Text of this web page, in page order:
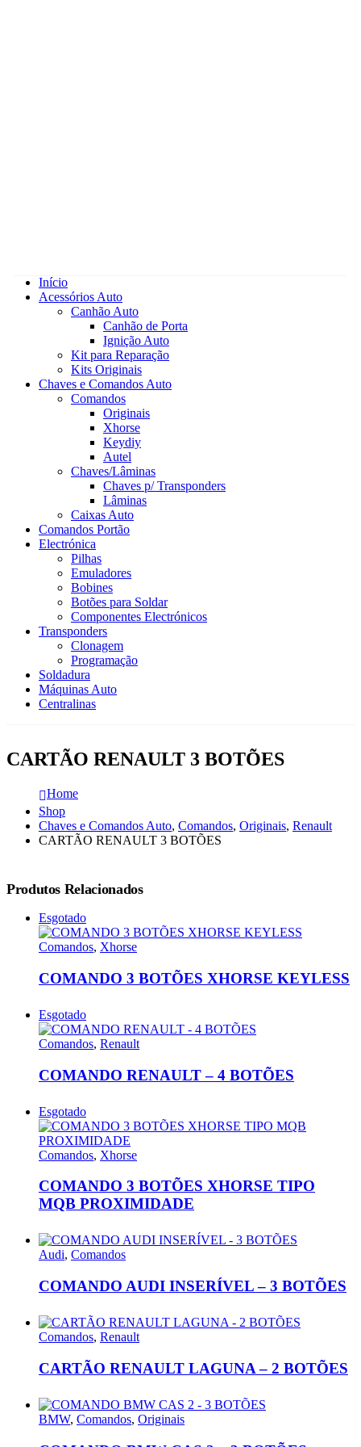
Início
Acessórios Auto
Canhão Auto
Canhão de Porta
Ignição Auto
Kit para Reparação
Kits Originais
Chaves e Comandos Auto
Comandos
Originais
Xhorse
Keydiy
Autel
Chaves/Lâminas
Chaves p/ Transponders
Lâminas
Caixas Auto
Comandos Portão
Electrónica
Pilhas
Emuladores
Bobines
Botões para Soldar
Componentes Electrónicos
Transponders
Clonagem
Programação
Soldadura
Máquinas Auto
Centralinas
CARTÃO RENAULT 3 BOTÕES
Home
Shop
Chaves e Comandos Auto, Comandos, Originais, Renault
CARTÃO RENAULT 3 BOTÕES
Produtos Relacionados
Esgotado
Comandos, Xhorse
COMANDO 3 BOTÕES XHORSE KEYLESS
Esgotado
Comandos, Renault
COMANDO RENAULT – 4 BOTÕES
Esgotado
Comandos, Xhorse
COMANDO 3 BOTÕES XHORSE TIPO
MQB PROXIMIDADE
Audi, Comandos
COMANDO AUDI INSERÍVEL – 3 BOTÕES
Comandos, Renault
CARTÃO RENAULT LAGUNA – 2 BOTÕES
BMW, Comandos, Originais